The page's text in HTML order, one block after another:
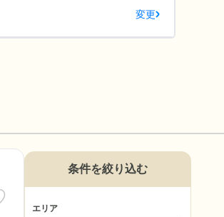
変更
条件を絞り込む
エリア